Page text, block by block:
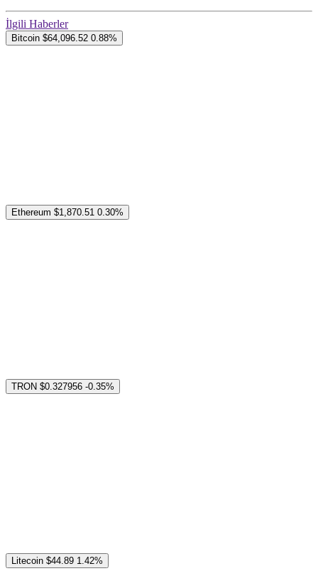
İlgili Haberler
Bitcoin $64,096.52 0.88%
Ethereum $1,870.51 0.30%
TRON $0.327956 -0.35%
Litecoin $44.89 1.42%